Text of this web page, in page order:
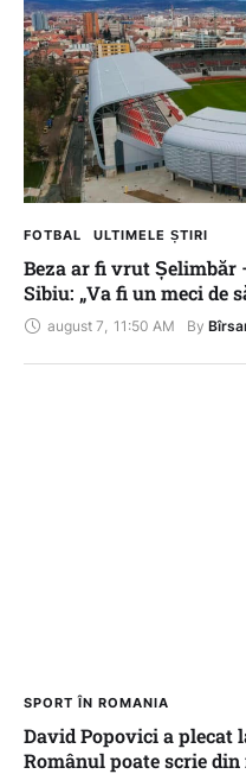
FOTBAL ULTIMELE ȘTIRI
Beza ar fi vrut
Sibiu: „Va fi un meci de
august 7 11:50 AM By
SPORT ÎN ROMANIA
David Popovici a plecat
Românul poate scrie